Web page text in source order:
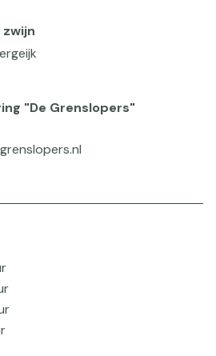
"De Grenslopers"